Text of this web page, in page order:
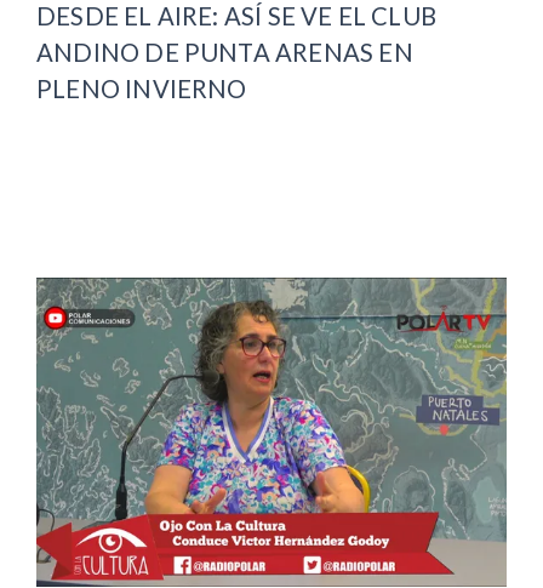
DESDE EL AIRE: ASÍ SE VE EL CLUB
ANDINO DE PUNTA ARENAS EN
PLENO INVIERNO